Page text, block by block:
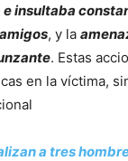
insultaba
, y la
. Estas
en la víctima,
a tres